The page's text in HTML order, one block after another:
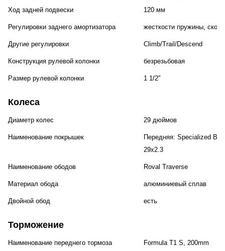
Ход задней подвески 120 мм
Регулировки заднего амортизатора жесткости пружины,
Другие регулировки Climb/Trail/Descend
Конструкция рулевой колонки безрезьбовая
Размер рулевой колонки 1 1/2"
Колеса
Диаметр колес 29 дюймов
Наименование покрышек
Передняя: Specialized
29x2.3
Наименование ободов Roval Traverse
Материал обода алюминиевый сплав
Двойной обод есть
Торможение
Наименование переднего тормоза Formula T1 S, 200mm